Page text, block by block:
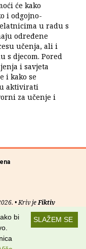
će kako
i odgojno-
u radu s
određene
učenja, ali i
s djecom. Pored
i savjeta
i kako se
aktivirati
za učenje i
• Kriv jeFiktiv
RSS kanaliSLAŽEM SE
bi